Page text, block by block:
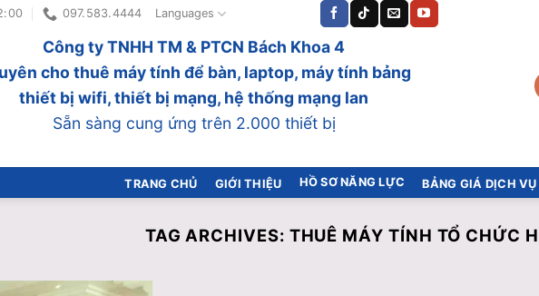
097.583.4444 Languages
Công ty TNHH TM & PTCN Bách Khoa 4
cho thuê máy tính để bàn, laptop, máy tính bảng
thiết bị wifi, thiết bị mạng, hệ thống mạng lan
Sẵn sàng cung ứng trên 2.000 thiết bị
TRANG CHỦ GIỚI THIỆU HỒ SƠ NĂNG LỰC BẢNG GIÁ DỊCH VỤ
TAG ARCHIVES: THUÊ MÁY TÍNH TỔ CHỨC